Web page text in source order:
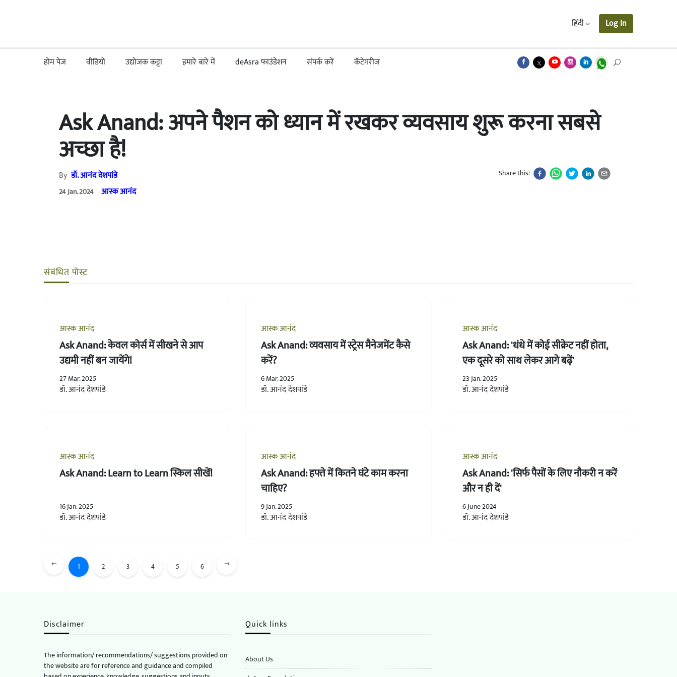
हिंदी Log In
होम पेज वीडियो उद्योजक कट्टा हमारे बारे में deAsra फाउंडेशन संपर्क करें कॅटेगरीज
Ask Anand: अपने पैशन को ध्यान में रखकर व्यवसाय शुरू करना सबसे
अच्छा है!
Byडॉ. आनंद देशपांडे
24 Jan. 2024 आस्क आनंद
Share this:
संबंधित पोस्ट
आस्क आनंद
Ask Anand: केवल कोर्स में सीखने से आप
उद्यमी नहीं बन जायेंगे!
27 Mar. 2025
डॉ. आनंद देशपांडे
आस्क आनंद
Ask Anand: व्यवसाय में स्ट्रेस मैनेजमेंट कैसे
करें?
6 Mar. 2025
डॉ. आनंद देशपांडे
आस्क आनंद
Ask Anand: 'धंधे में कोई सीक्रेट नहीं होता,
एक दूसरे को साथ लेकर आगे बढ़ें'
23 Jan. 2025
डॉ. आनंद देशपांडे
आस्क आनंद
Ask Anand: Learn to Learn स्किल सीखें!
16 Jan. 2025
डॉ. आनंद देशपांडे
आस्क आनंद
Ask Anand: हफ्ते में कितने घंटे काम करना
चाहिए?
9 Jan. 2025
डॉ. आनंद देशपांडे
आस्क आनंद
Ask Anand: 'सिर्फ पैसों के लिए नौकरी न करें
और न ही दें'
6 June 2024
डॉ. आनंद देशपांडे
1 2 3 4 5 6
Disclaimer
The information/ recommendations/ suggestions provided on
the website are for reference and guidance and compiled
Quick links
About Us